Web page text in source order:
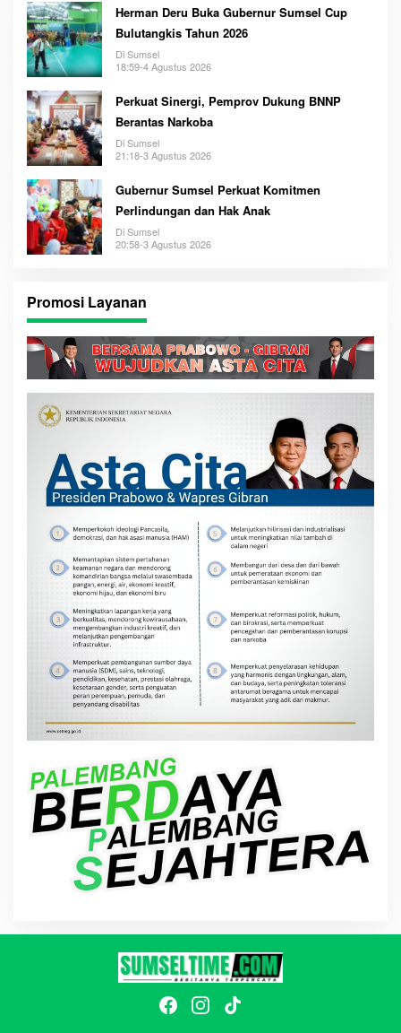
Herman Deru Buka Gubernur Sumsel Cup
Bulutangkis Tahun 2026
Di Sumsel
18:59-4 Agustus 2026
Perkuat Sinergi, Pemprov Dukung BNNP
Berantas Narkoba
Di Sumsel
21:18-3 Agustus 2026
Gubernur Sumsel Perkuat Komitmen
Perlindungan dan Hak Anak
Di Sumsel
20:58-3 Agustus 2026
Promosi Layanan